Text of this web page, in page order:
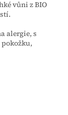
vůni z BIO
alergie, s